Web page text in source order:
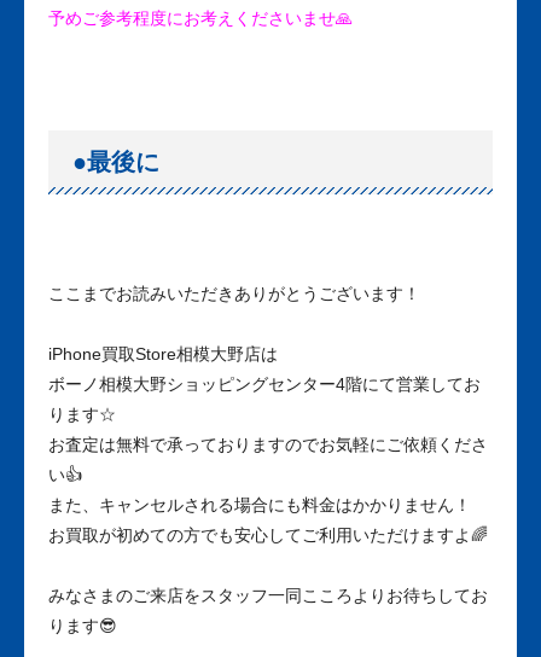
予めご参考程度にお考えくださいませ🙏
●最後に
ここまでお読みいただきありがとうございます！
iPhone買取Store相模大野店は
ボーノ相模大野ショッピングセンター4階にて営業してお
ります☆
お査定は無料で承っておりますのでお気軽にご依頼くださ
い👍
また、キャンセルされる場合にも料金はかかりません！
お買取が初めての方でも安心してご利用いただけますよ🌈
みなさまのご来店をスタッフ一同こころよりお待ちしてお
ります😎